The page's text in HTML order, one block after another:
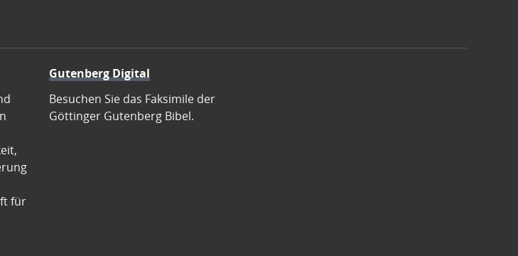
für
Gutenberg Digital
Besuchen Sie das Faksimile der
Göttinger Gutenberg Bibel.